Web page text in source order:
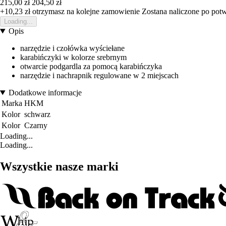
215,00 zł 204,50 zł
+10,23 złotrzymasz na kolejne zamowienie Zostana naliczone po
Loading...
Opis
narzędzie i czołówka wyściełane
karabińczyki w kolorze srebrnym
otwarcie podgardla za pomocą karabińczyka
narzędzie i nachrapnik regulowane w 2 miejscach
Dodatkowe informacje
Marka HKM
Kolor schwarz
Kolor Czarny
Loading...
Loading...
Wszystkie nasze marki